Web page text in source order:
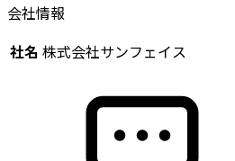
会社情報
社名 株式会社サンフェイス